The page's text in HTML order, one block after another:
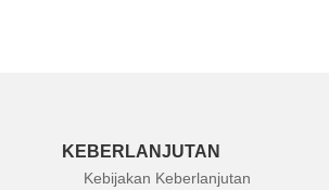
KEBERLANJUTAN
Kebijakan Keberlanjutan